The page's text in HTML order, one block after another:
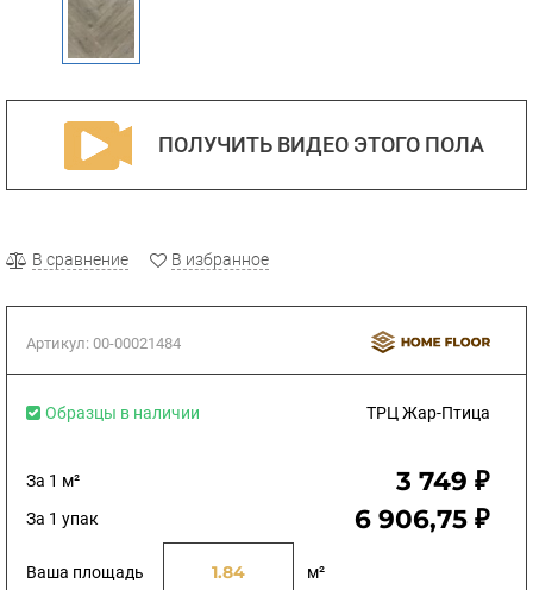
ПОЛУЧИТЬ ВИДЕО ЭТОГО ПОЛА
В сравнение В избранное
Артикул: 00-00021484
Образцы в наличии ТРЦ Жар-Птица
За 1 м² 3 749 ₽
За 1 упак 6 906,75 ₽
Ваша площадь м²